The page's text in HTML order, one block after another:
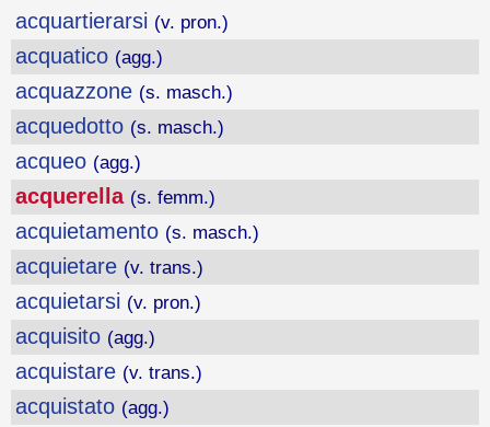
acquartierarsi (v. pron.)
acquatico (agg.)
acquazzone (s. masch.)
acquedotto (s. masch.)
acqueo (agg.)
acquerella (s. femm.)
acquietamento (s. masch.)
acquietare (v. trans.)
acquietarsi (v. pron.)
acquisito (agg.)
acquistare (v. trans.)
acquistato (agg.)